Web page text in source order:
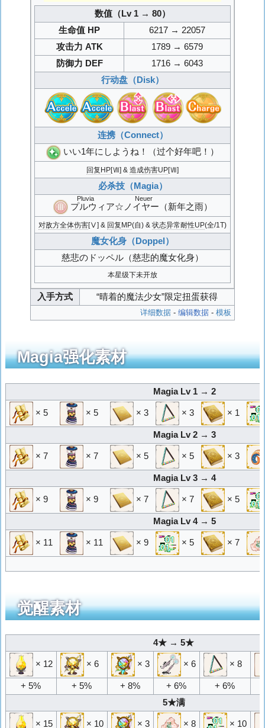
数值（Lv 1 → 80）
生命值 HP
6217 → 22057
攻击力 ATK
1789 → 6579
防御力 DEF
1716 → 6043
行动盘（Disk）
连携（Connect）
いい1年にしようね！
（过个好年吧！）
回复HP[Ⅶ] & 造成伤害UP[Ⅶ]
必杀技（Magia）
プルウィア☆ノイヤー
Pluvia Neuer
（新年之雨）
对敌方全体伤害[Ⅴ] & 回复MP(自) & 状态异常耐性UP(全/1T)
魔女化身（Doppel）
慈悲のドッペル （慈悲的魔女化身）
本星级下未开放
入手方式 “晴着的魔法少女”限定扭蛋获得
详细数据- 编辑数据- 模板
Magia强化素材
Magia Lv 1 → 2
× 5 × 5 × 3 × 3 × 1
Magia Lv 2 → 3
× 7 × 7 × 5 × 5 × 3
Magia Lv 3 → 4
× 9 × 9 × 7 × 7 × 5
Magia Lv 4 → 5
× 11 × 11 × 9 × 5 × 7
觉醒素材
4★ → 5★
× 12 × 6 × 3 × 6 × 8
+ 5% + 5% + 8% + 6%
+ 6%
5★满
× 15 × 10 × 3 × 8 × 10